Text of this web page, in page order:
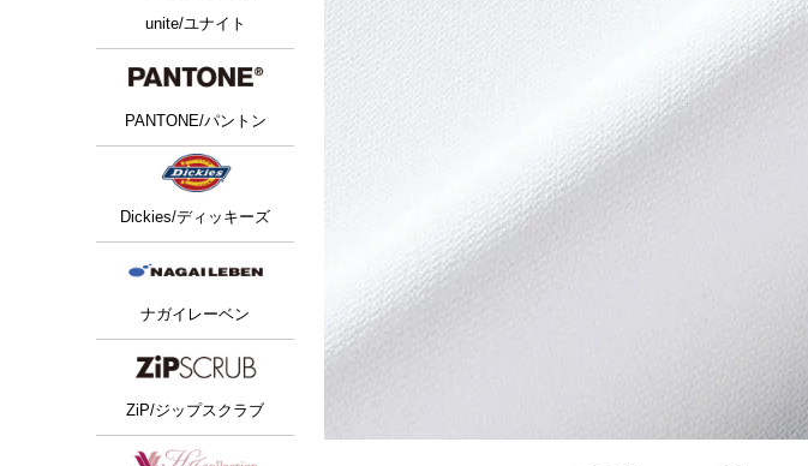
unite/ユナイト
PANTONE/パントン
Dickies/ディッキーズ
ナガイレーベン
ZiP/ジップスクラブ